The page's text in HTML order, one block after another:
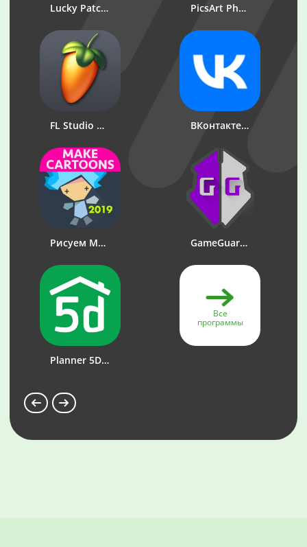
Lucky Patcher PicsArt Photo Studio: Редактор фото и коллажей
FL Studio Mobile ВКонтакте: музыка, видео, чат
Рисуем Мультфильмы 2 GameGuardian
Planner 5D - Дизайн Интерьера
Все
программы